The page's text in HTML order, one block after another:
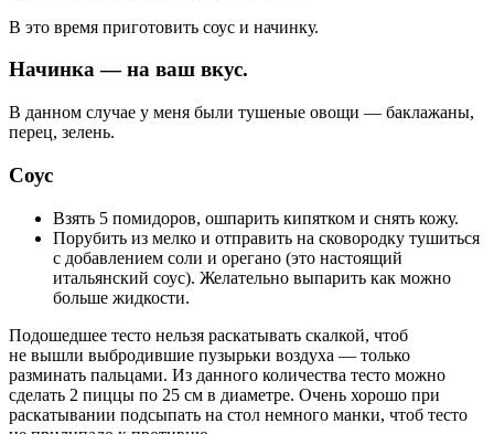
В это время приготовить соус и начинку.
Начинка — на ваш вкус.
В данном случае у меня были тушеные овощи — баклажаны,
перец, зелень.
Соус
Взять 5 помидоров, ошпарить кипятком и снять кожу.
Порубить из мелко и отправить на сковородку тушиться
с добавлением соли и орегано (это настоящий
итальянский соус). Желательно выпарить как можно
больше жидкости.
Подошедшее тесто нельзя раскатывать скалкой, чтоб
не вышли выбродившие пузырьки воздуха — только
разминать пальцами. Из данного количества тесто можно
сделать 2 пиццы по 25 см в диаметре. Очень хорошо при
раскатывании подсыпать на стол немного манки, чтоб тесто